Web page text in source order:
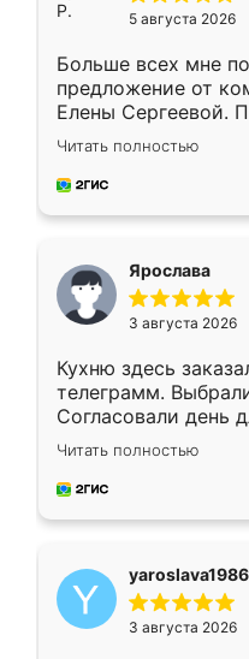
5 августа 2026
Больше всех мне
предложение от
Елены Сергеевой.
короткие сроки
для замера
предложил по
Читать полностью
Ярослава
3 августа 2026
Кухню здесь
телеграмм.
Согласовали день
недели кухня была
довольны работой.
мебель за
Читать полностью
yaroslava1986
3 августа 2026